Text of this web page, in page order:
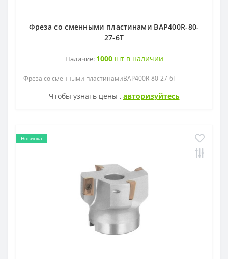
Фреза со сменными пластинами BAP400R-80-
27-6T
Наличие: 1000шт в наличии
Фреза со сменными пластинамиBAP400R-80-27-6T
Чтобы узнать цены , авторизуйтесь
Новинка